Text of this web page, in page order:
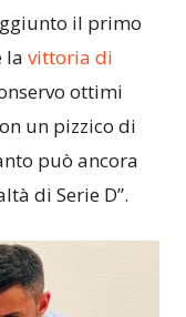
riusciti a
sono stati, tra
il primo
lavittoria di
ottimi
un pizzico di
può ancora
di Serie D”.